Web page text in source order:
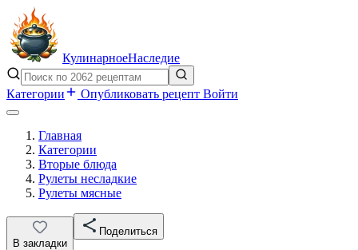
КулинарноеНаследие
Категории Опубликовать рецепт Войти
Главная
Категории
Вторые блюда
Рулеты несладкие
Рулеты мясные
В закладки
Поделиться